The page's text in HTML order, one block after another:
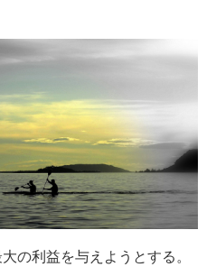
の利益を与えようとする。